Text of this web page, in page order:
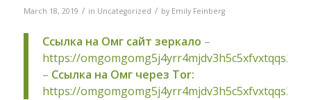
March 18, 2019 / in Uncategorized / by Emily Feinberg
Ссылка на Омг сайт зеркало –
https://
– Ссылка на Омг через Tor:
https://